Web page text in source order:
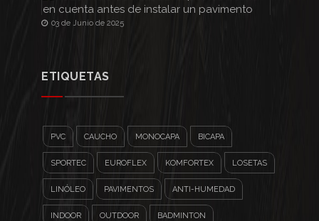
03 de Junio de 2025
ETIQUETAS
PVC CAUCHO MONOCAPA BICAPA
SPORTEC EUROFLEX KOMFORTEX LOSETAS
LINÓLEO PAVIMENTOS ANTI-HUMEDAD
INDOOR OUTDOOR BADMINTON